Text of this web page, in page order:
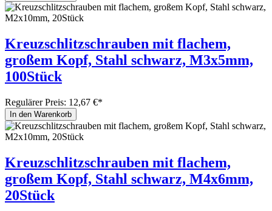
Kreuzschlitzschrauben mit flachem,
großem Kopf, Stahl schwarz, M3x5mm,
100Stück
Regulärer Preis: 12,67 €*
In den Warenkorb
Kreuzschlitzschrauben mit flachem,
großem Kopf, Stahl schwarz, M4x6mm,
20Stück